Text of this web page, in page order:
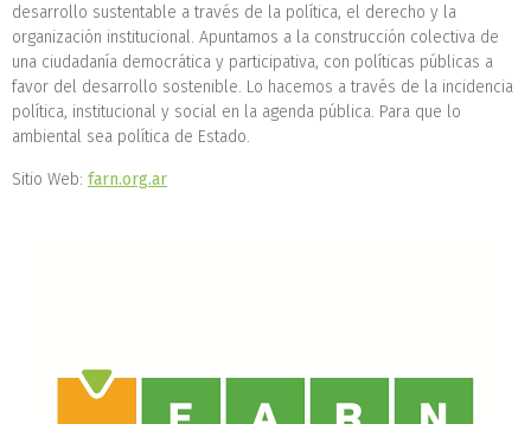
desarrollo sustentable a través de la política, el derecho y la
organización institucional. Apuntamos a la construcción colectiva de
una ciudadanía democrática y participativa, con políticas públicas a
favor del desarrollo sostenible. Lo hacemos a través de la incidencia
política, institucional y social en la agenda pública. Para que lo
ambiental sea política de Estado.
Sitio Web: farn.org.ar